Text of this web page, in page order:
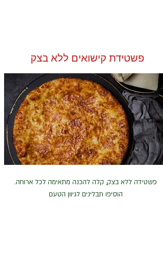
פשטידת קישואים ללא בצק
פשטידה ללא בצק, קלה להכנה מתאימה לכל ארוחה.
הוסיפו תבלינים לגיוון הטעם